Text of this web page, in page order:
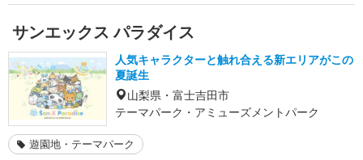
サンエックス パラダイス
人気キャラクターと触れ合える新エリアがこの
夏誕生
山梨県・富士吉田市
テーマパーク・アミューズメントパーク
遊園地・テーマパーク